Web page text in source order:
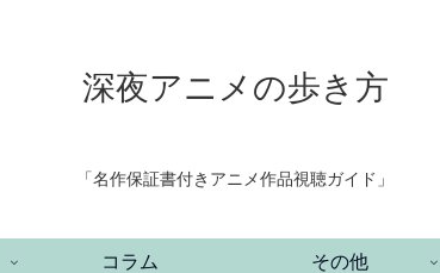
深夜アニメの歩き方
「名作保証書付きアニメ作品視聴ガイド」
コラム その他